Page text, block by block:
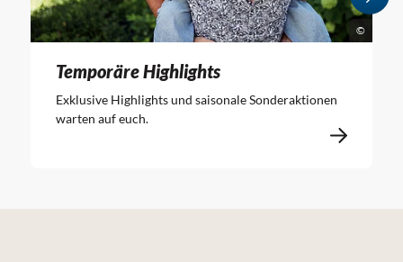
©
Temporäre Highlights
Exklusive Highlights und saisonale Sonderaktionen
warten auf euch.